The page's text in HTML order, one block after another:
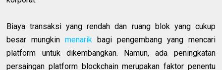
Biaya transaksi yang rendah dan ruang blok yang cukup
besar mungkinmenarik bagi pengembang yang mencari
platform untuk dikembangkan. Namun, ada peningkatan
persaingan platform blockchain merupakan faktor penentu